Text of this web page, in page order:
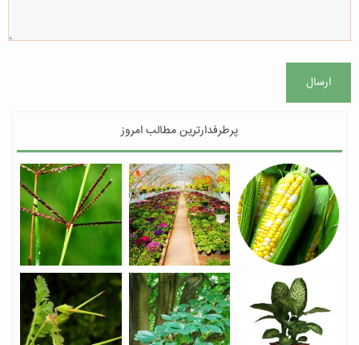
ارسال
پرطرفدارترین مطالب امروز